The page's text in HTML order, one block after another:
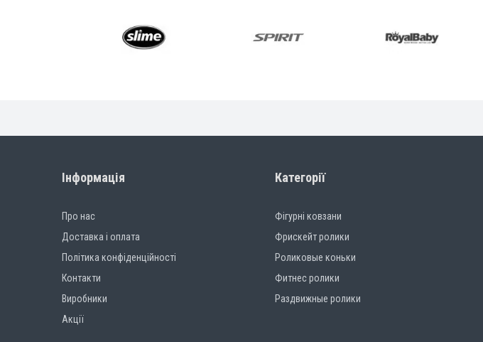
Інформація
Про нас
Доставка і оплата
Політика конфіденційності
Контакти
Виробники
Акції
Категорії
Фігурні ковзани
Фрискейт ролики
Роликовые коньки
Фитнес ролики
Раздвижные ролики